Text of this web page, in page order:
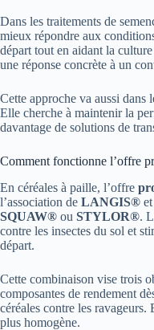
Dans les traitements de
mieux répondre aux
départ tout en aidant la
une réponse concrète à un
Cette approche va aussi dans
Elle cherche à maintenir la
davantage de solutions de
Comment fonctionne l’offre
En céréales à paille, l’offre
l’association de LANGIS®
SQUAW® ou STYLOR®.
contre les insectes du sol et
départ.
Cette combinaison vise trois
composantes de rendement
céréales contre les
plus homogène.